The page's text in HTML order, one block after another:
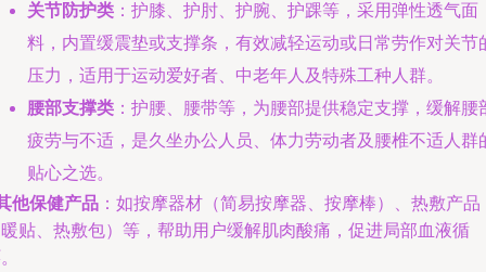
关节防护类 ：护膝、护肘、护腕、护踝等，采用弹性透气面
料，内置缓震垫或支撑条，有效减轻运动或日常劳作对关节
压力，适用于运动爱好者、中老年人及特殊工种人群。
腰部支撑类 ：护腰、腰带等，为腰部提供稳定支撑，缓解腰
疲劳与不适，是久坐办公人员、体力劳动者及腰椎不适人群
贴心之选。
他保健产品 ：如按摩器材（简易按摩器、按摩棒）、热敷产品
贴、热敷包）等，帮助用户缓解肌肉酸痛，促进局部血液循